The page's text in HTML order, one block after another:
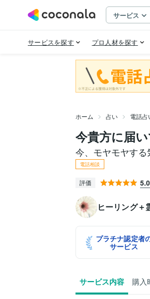
ホーム 占い 電話占
今貴方に届
今、モヤモヤす
電話相談
評価 5.0
ヒーリング
プラチナ認定者
サービス
サービス内容 購入